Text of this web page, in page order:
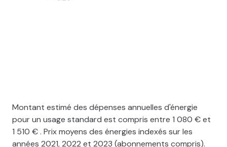
Montant estimé des dépenses annuelles d'énergie
pour un usage standard est compris entre 1 080 € et
1 510 € . Prix moyens des énergies indexés sur les
années 2021, 2022 et 2023 (abonnements compris).